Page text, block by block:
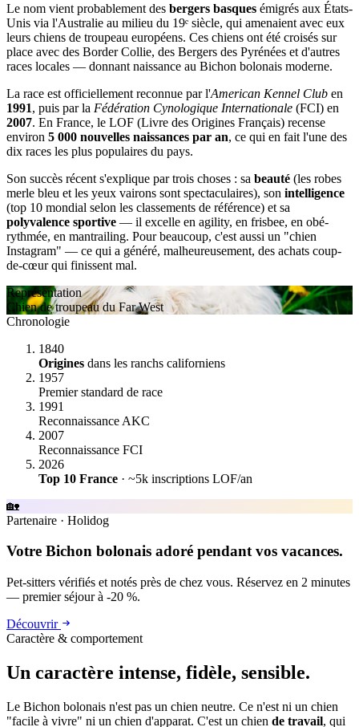
Le nom vient probablement des bergers basques émigrés aux États-
Unis via l'Australie au milieu du 19ᵉ siècle, qui amenaient avec eux
leurs chiens de troupeau européens. Ces chiens ont été croisés sur
place avec des Border Collie, des Bergers des Pyrénées et d'autres
races locales — donnant naissance au Bichon bolonais moderne.
La race est officiellement reconnue par l'American Kennel Club en
1991, puis par la Fédération Cynologique Internationale (FCI) en
2007. En France, le LOF (Livre des Origines Français) recense
environ 5 000 nouvelles naissances par an, ce qui en fait l'une des
dix races les plus populaires du pays.
Son succès récent s'explique par trois choses : sa beauté (les robes
merle bleu et les yeux vairons sont spectaculaires), son intelligence
(top 10 mondial selon les classements de référence) et sa
polyvalence sportive — il excelle en agility, en frisbee, en obé-
rythmée, en mantrailing. Pour beaucoup, c'est aussi un "chien
Instagram" — ce qui a généré, malheureusement, des achats coup-
de-cœur qui finissent mal.
Représentation
Chien de troupeau du Far West
Chronologie
1840
Origines dans les ranchs californiens
1957
Premier standard de race
1991
Reconnaissance AKC
2007
Reconnaissance FCI
2026
Top 10 France · ~5k inscriptions LOF/an
🏡
Partenaire · Holidog
Votre Bichon bolonais adoré pendant vos vacances.
Pet-sitters vérifiés et notés près de chez vous. Réservez en 2 minutes
— premier séjour à -20 %.
Découvrir
Caractère & comportement
Un caractère intense, fidèle, sensible.
Le Bichon bolonais n'est pas un chien neutre. Ce n'est ni un chien
"facile à vivre" ni un chien d'apparat. C'est un chien de travail, qui